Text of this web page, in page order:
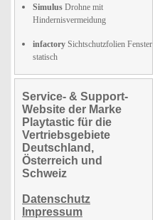
Simulus Drohne mit
Hindernisvermeidung
infactory Sichtschutzfolien Fenster
statisch
Service- & Support-
Website der Marke
Playtastic für die
Vertriebsgebiete
Deutschland,
Österreich und
Schweiz
Datenschutz
Impressum